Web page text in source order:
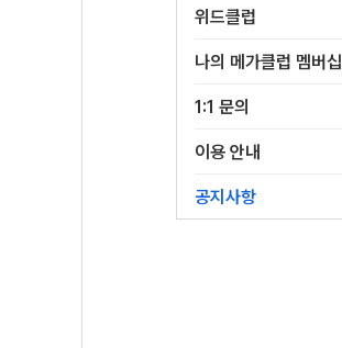
위드클럽
나의 메가클럽 멤버십
1:1 문의
이용 안내
공지사항